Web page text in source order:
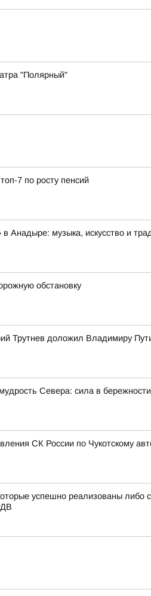
"Полярный"
7 по росту пенсий
Анадыре: музыка, искусство и
обстановку
Трутнев доложил Владимиру
Севера: сила в
СК России по Чукотскому
успешно реализованы либо